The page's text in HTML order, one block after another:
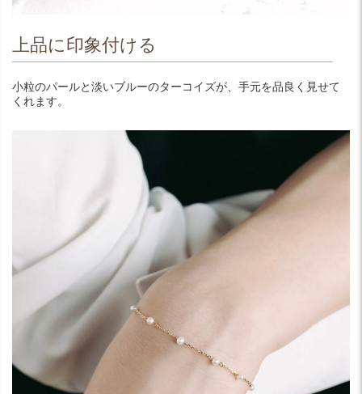
上品に印象付ける
小粒のパールと淡いブルーのターコイズが、手元を品良く見せて
くれます。